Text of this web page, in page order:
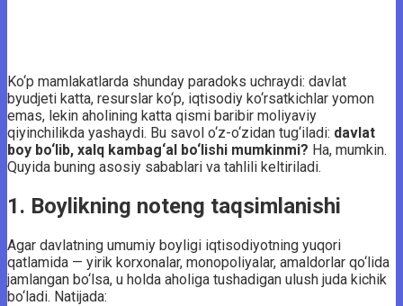
Ko‘p mamlakatlarda shunday paradoks uchraydi: davlat
byudjeti katta, resurslar ko‘p, iqtisodiy ko‘rsatkichlar yomon
emas, lekin aholining katta qismi baribir moliyaviy
qiyinchilikda yashaydi. Bu savol o‘z-o‘zidan tug‘iladi: davlat
boy bo‘lib, xalq kambag‘al bo‘lishi mumkinmi? Ha, mumkin.
Quyida buning asosiy sabablari va tahlili keltiriladi.
1. Boylikning noteng taqsimlanishi
Agar davlatning umumiy boyligi iqtisodiyotning yuqori
qatlamida — yirik korxonalar, monopoliyalar, amaldorlar qo‘lida
jamlangan bo‘lsa, u holda aholiga tushadigan ulush juda kichik
bo‘ladi. Natijada: